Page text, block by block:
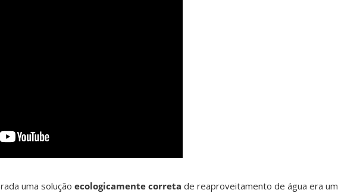
uma solução ecologicamente correta de reaproveitamento de água era um